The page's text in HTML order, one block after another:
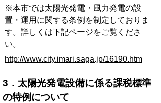
※本市では太陽光発電・風力発電の設
置・運用に関する条例を制定しておりま
す。詳しくは下記ページをご覧くださ
い。
http://www.city.imari.saga.jp/16190.htm
3．太陽光発電設備に係る課税標準
の特例について